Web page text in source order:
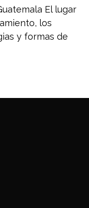
El lugar
los
y formas de